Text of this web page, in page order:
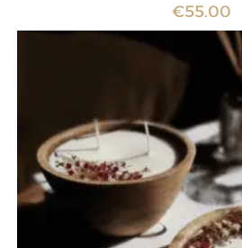
€55.00